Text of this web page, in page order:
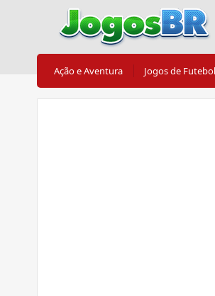
Ação e Aventura Jogos de Futebol